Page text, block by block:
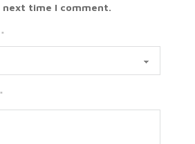
time I comment.
*
*